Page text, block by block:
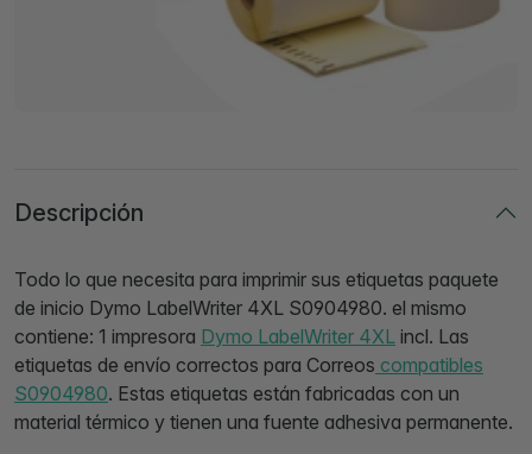
Descripción
Todo lo que necesita para imprimir sus etiquetas paquete
de inicio Dymo LabelWriter 4XL S0904980. el mismo
contiene: 1 impresora Dymo LabelWriter 4XL incl. Las
etiquetas de envío correctos para Correos compatibles
S0904980. Estas etiquetas están fabricadas con un
material térmico y tienen una fuente adhesiva permanente.